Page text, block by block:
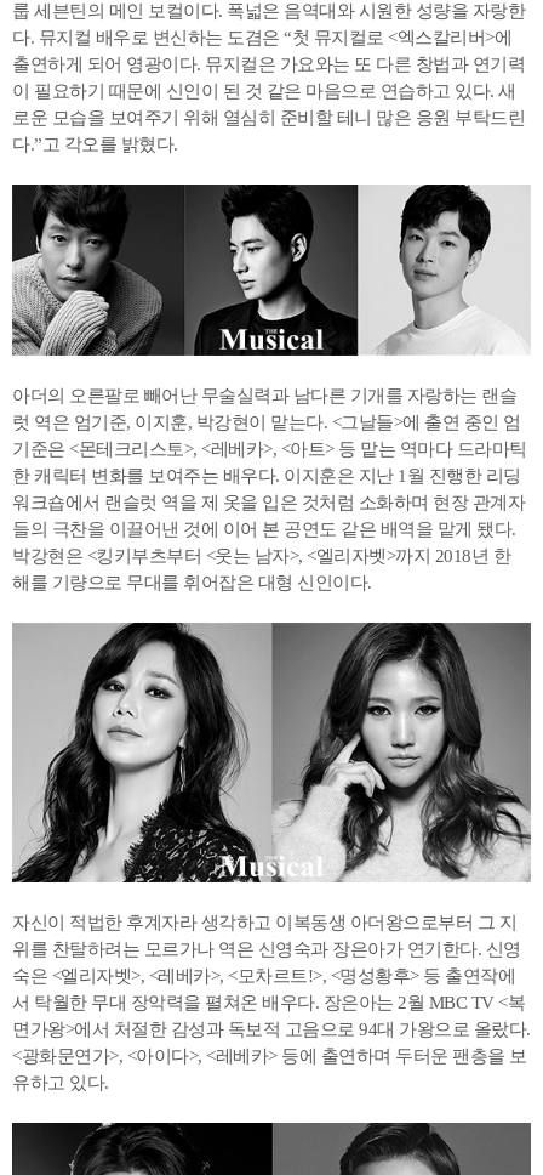
룹 세븐틴의 메인 보컬이다. 폭넓은 음역대와 시원한 성량을 자랑한
다. 뮤지컬 배우로 변신하는 도겸은 “첫 뮤지컬로 <엑스칼리버>에
출연하게 되어 영광이다. 뮤지컬은 가요와는 또 다른 창법과 연기력
이 필요하기 때문에 신인이 된 것 같은 마음으로 연습하고 있다. 새
로운 모습을 보여주기 위해 열심히 준비할 테니 많은 응원 부탁드린
다.”고 각오를 밝혔다.
아더의 오른팔로 빼어난 무술실력과 남다른 기개를 자랑하는 랜슬
럿 역은 엄기준, 이지훈, 박강현이 맡는다. <그날들>에 출연 중인 엄
기준은 <몬테크리스토>, <레베카>, <아트> 등 맡는 역마다 드라마틱
한 캐릭터 변화를 보여주는 배우다. 이지훈은 지난 1월 진행한 리딩
워크숍에서 랜슬럿 역을 제 옷을 입은 것처럼 소화하며 현장 관계자
들의 극찬을 이끌어낸 것에 이어 본 공연도 같은 배역을 맡게 됐다.
박강현은 <킹키부츠부터 <웃는 남자>, <엘리자벳>까지 2018년 한
해를 기량으로 무대를 휘어잡은 대형 신인이다.
자신이 적법한 후계자라 생각하고 이복동생 아더왕으로부터 그 지
위를 찬탈하려는 모르가나 역은 신영숙과 장은아가 연기한다. 신영
숙은 <엘리자벳>, <레베카>, <모차르트!>, <명성황후> 등 출연작에
서 탁월한 무대 장악력을 펼쳐온 배우다. 장은아는 2월 MBC TV <복
면가왕>에서 처절한 감성과 독보적 고음으로 94대 가왕으로 올랐다.
<광화문연가>, <아이다>, <레베카> 등에 출연하며 두터운 팬층을 보
유하고 있다.